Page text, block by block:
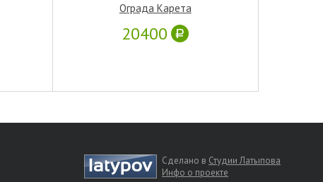
Ограда Карета
20400
Сделано в Студии Латыпова
Инфо о проекте